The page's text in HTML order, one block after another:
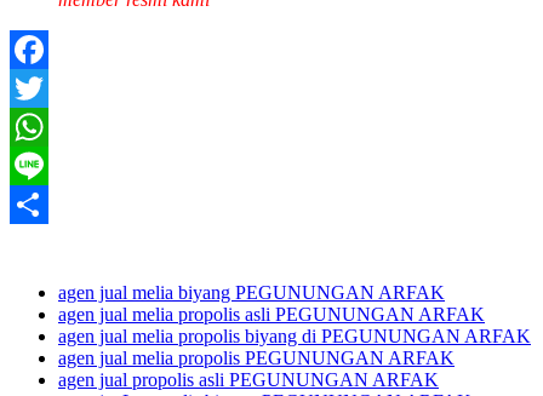
Facebook
Twitter
WhatsApp
Line
agen jual melia biyang PEGUNUNGAN ARFAK
agen jual melia propolis asli PEGUNUNGAN ARFAK
agen jual melia propolis biyang di PEGUNUNGAN ARFAK
agen jual melia propolis PEGUNUNGAN ARFAK
agen jual propolis asli PEGUNUNGAN ARFAK